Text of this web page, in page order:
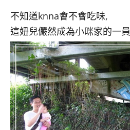
不知道knna會不會吃味,
這妞兒儼然成為小咪家的一員